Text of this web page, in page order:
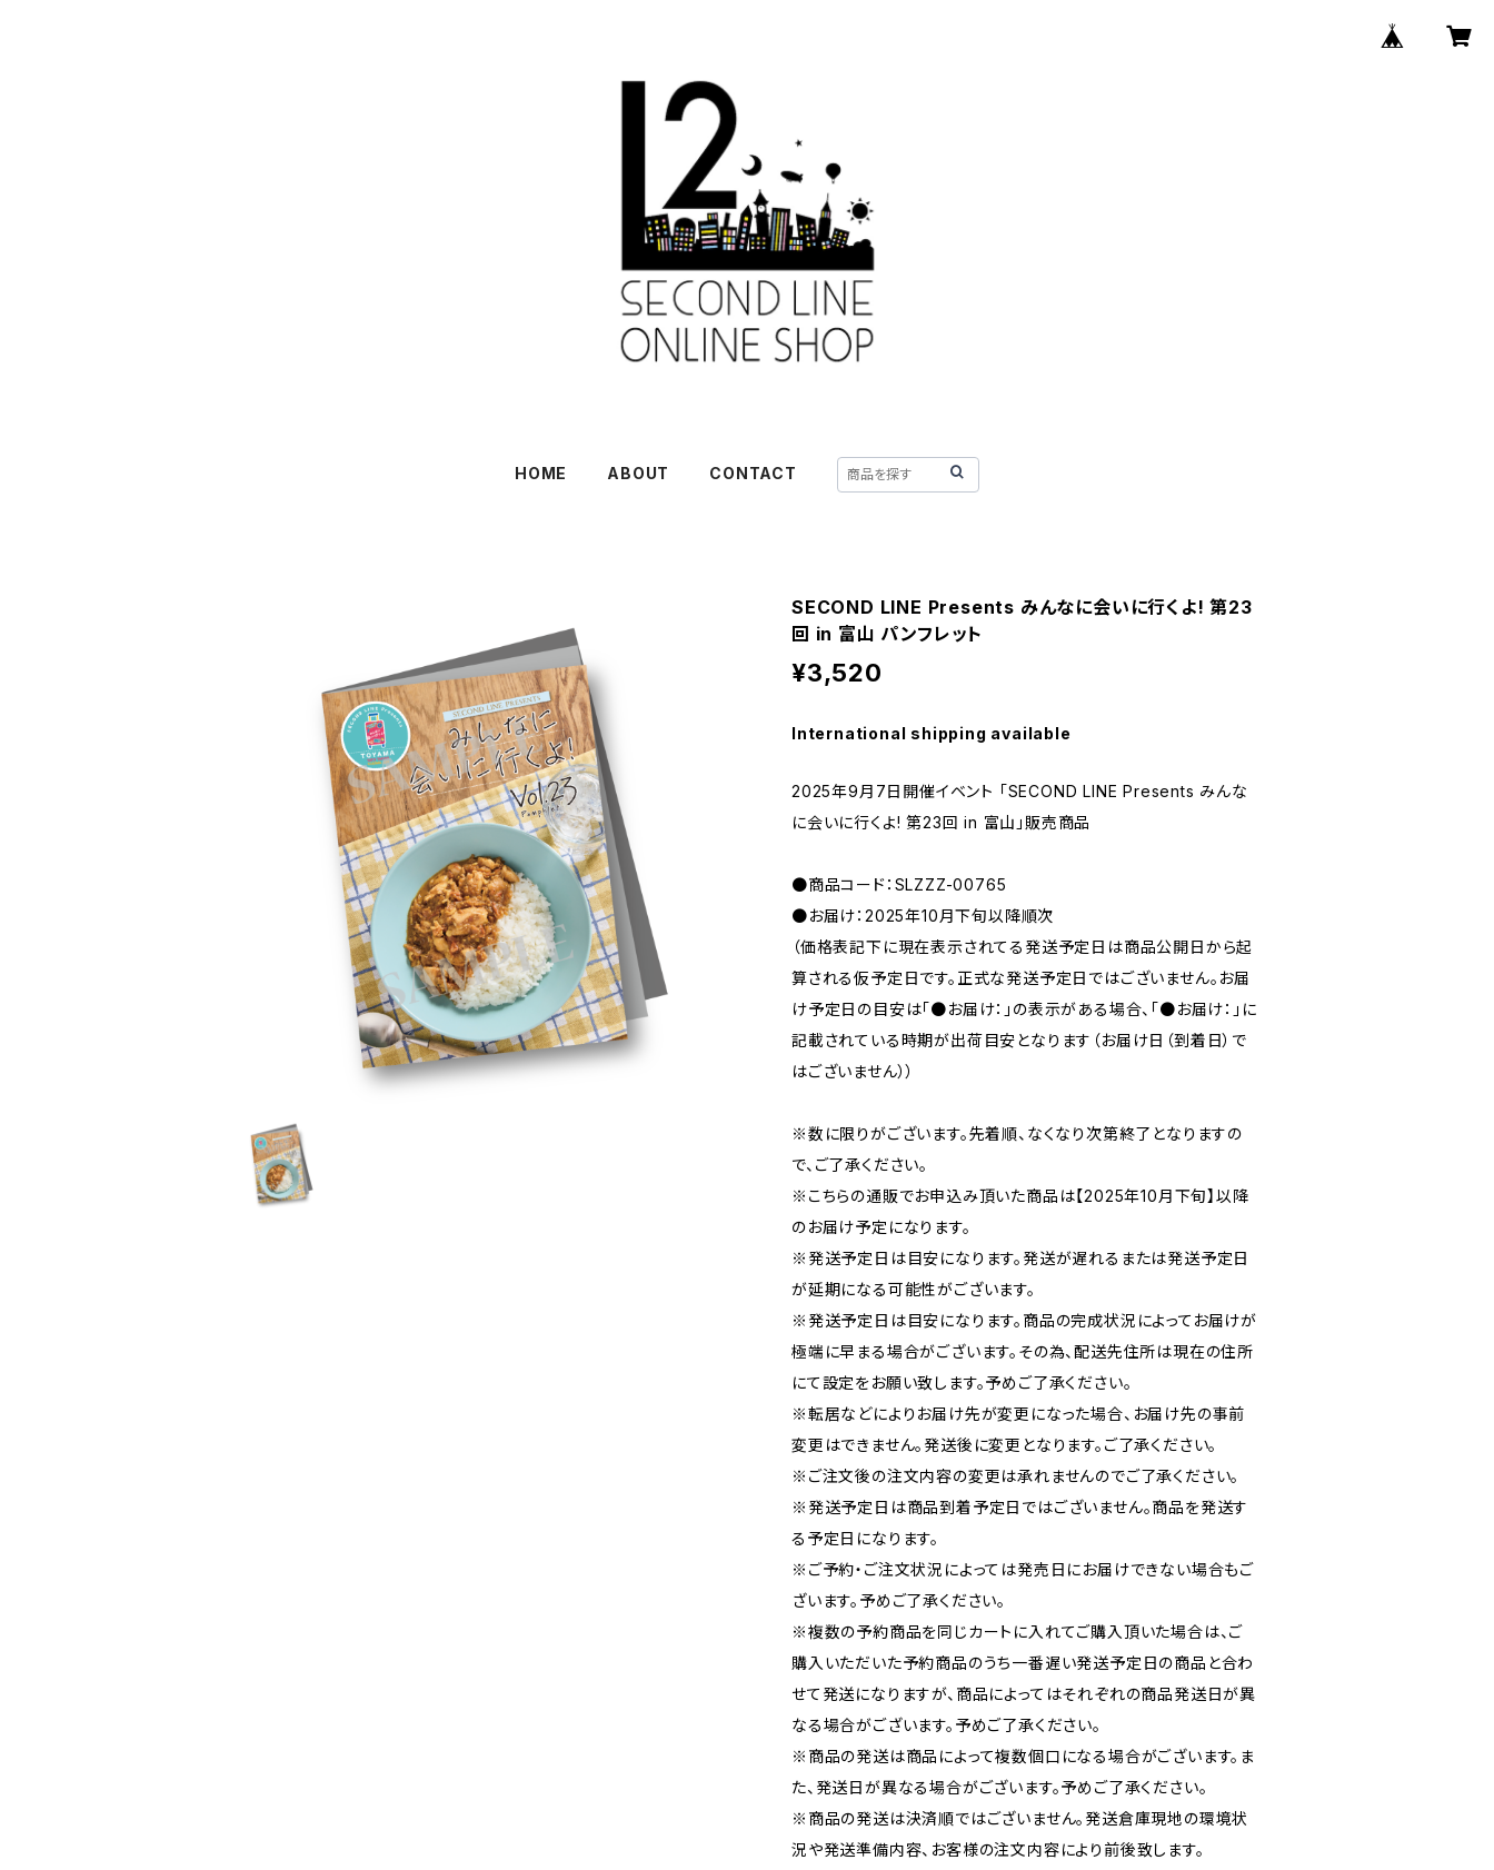
HOME ABOUT CONTACT
SECOND LINE Presents みんなに会いに行くよ! 第23
回 in 富山 パンフレット
¥3,520
International shipping available
2025年9月7日開催イベント 「SECOND LINE Presents みんな
に会いに行くよ! 第23回 in 富山」販売商品
●商品コード：SLZZZ-00765
●お届け：2025年10月下旬以降順次
（価格表記下に現在表示されてる発送予定日は商品公開日から起
算される仮予定日です。正式な発送予定日ではございません。お届
け予定日の目安は「●お届け：」の表示がある場合、「●お届け：」に
記載されている時期が出荷目安となります（お届け日（到着日）で
はございません））
※数に限りがございます。先着順、なくなり次第終了となりますの
で、ご了承ください。
※こちらの通販でお申込み頂いた商品は【2025年10月下旬】以降
のお届け予定になります。
※発送予定日は目安になります。発送が遅れるまたは発送予定日
が延期になる可能性がございます。
※発送予定日は目安になります。商品の完成状況によってお届けが
極端に早まる場合がございます。その為、配送先住所は現在の住所
にて設定をお願い致します。予めご了承ください。
※転居などによりお届け先が変更になった場合、お届け先の事前
変更はできません。発送後に変更となります。ご了承ください。
※ご注文後の注文内容の変更は承れませんのでご了承ください。
※発送予定日は商品到着予定日ではございません。商品を発送す
る予定日になります。
※ご予約・ご注文状況によっては発売日にお届けできない場合もご
ざいます。予めご了承ください。
※複数の予約商品を同じカートに入れてご購入頂いた場合は、ご
購入いただいた予約商品のうち一番遅い発送予定日の商品と合わ
せて発送になりますが、商品によってはそれぞれの商品発送日が異
なる場合がございます。予めご了承ください。
※商品の発送は商品によって複数個口になる場合がございます。ま
た、発送日が異なる場合がございます。予めご了承ください。
※商品の発送は決済順ではございません。発送倉庫現地の環境状
況や発送準備内容、お客様の注文内容により前後致します。